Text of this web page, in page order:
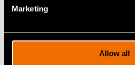
Marketing
Allow all